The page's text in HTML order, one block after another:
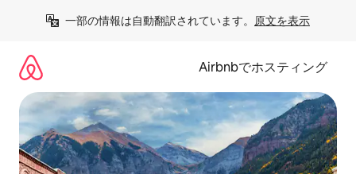
一部の情報は自動翻訳されています。 原文を表示
Airbnbでホスティング